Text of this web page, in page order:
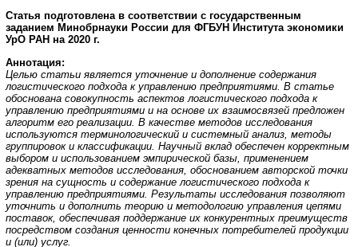
Статья подготовлена в соответствии с государственным
заданием Минобрнауки России для ФГБУН Института экономики
УрО РАН на 2020 г.
Аннотация:
Целью статьи является уточнение и дополнение содержания
логистического подхода к управлению предприятиями. В статье
обоснована совокупность аспектов логистического подхода к
управлению предприятиями и на основе их взаимосвязей предложен
алгоритм его реализации. В качестве методов исследования
используются терминологический и системный анализ, методы
группировок и классификации. Научный вклад обеспечен корректным
выбором и использованием эмпирической базы, применением
адекватных методов исследования, обоснованием авторской точки
зрения на сущность и содержание логистического подхода к
управлению предприятиями. Результаты исследования позволяют
уточнить и дополнить теорию и методологию управления цепями
поставок, обеспечивая поддержание их конкурентных преимуществ
посредством создания ценности конечных потребителей продукции
и (или) услуг.